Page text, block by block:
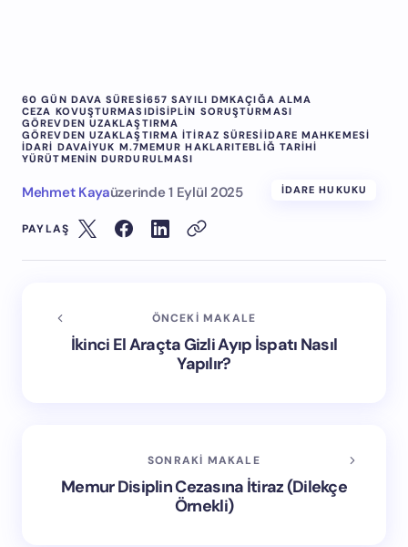
60 GÜN DAVA SÜRESI657 SAYILI DMKAÇIĞA ALMA
CEZA KOVUŞTURMASIDISIPLIN SORUŞTURMASI
GÖREVDEN UZAKLAŞTIRMA
GÖREVDEN UZAKLAŞTIRMA ITIRAZ SÜRESIIDARE MAHKEMESI
IDARI DAVAİYUK M.7MEMUR HAKLARITEBLIĞ TARIHI
YÜRÜTMENIN DURDURULMASI
Mehmet Kayaüzerinde 1 Eylül 2025 İDARE HUKUKU
PAYLAŞ
ÖNCEKI MAKALE
İkinci El Araçta Gizli Ayıp İspatı Nasıl
Yapılır?
SONRAKI MAKALE
Memur Disiplin Cezasına İtiraz (Dilekçe
Örnekli)